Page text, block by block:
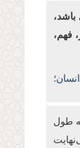
فهم،
این 100 سال عمر ما در این جهان یک جلسه امتحان است. واقعاً این جلسه امتحان که 100 سال به طول
ساعت با 30 سال یک نسبتی دارد. اما وقتی 100 سال را با بی‌نهایت